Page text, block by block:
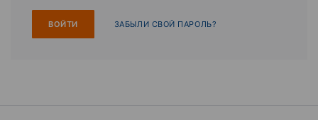
ЗАБЫЛИ СВОЙ ПАРОЛЬ?